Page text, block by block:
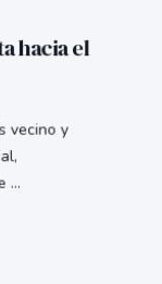
hacia el
vecino y
...